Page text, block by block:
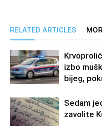
RELATED ARTICLES
izbo
bijeg,
Sedam
zavolite